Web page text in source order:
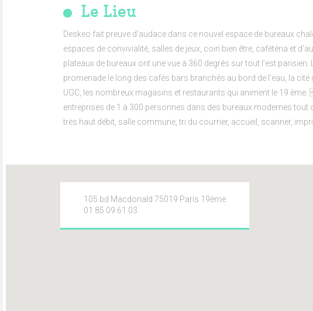
Le Lieu
Deskeo fait preuve d’audace dans ce nouvel espace de bureaux
espaces de convivialité, salles de jeux, coin bien être, cafétéria et
plateaux de bureaux ont une vue à 360 degrés sur tout l’est
promenade le long des cafés bars branchés au bord de l’eau, la
UGC, les nombreux magasins et restaurants qui animent le 19
entreprises de 1 à 300 personnes dans des bureaux modernes
très haut débit, salle commune, tri du courrier, accueil, scanner,
105 bd Macdonald 75019 Paris 19ème
01 85 09 61 03